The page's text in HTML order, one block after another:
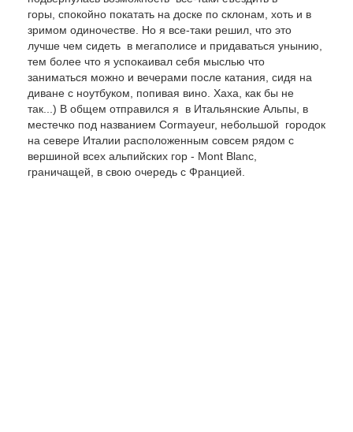
горы, спокойно покатать на доске по склонам, хоть и в
зримом одиночестве. Но я все-таки решил, что это
лучше чем сидеть в мегаполисе и придаваться унынию,
тем более что я успокаивал себя мыслью что
заниматься можно и вечерами после катания, сидя на
диване с ноутбуком, попивая вино. Хаха, как бы не
так...) В общем отправился я в Итальянские Альпы, в
местечко под названием Cormayeur, небольшой городок
на севере Италии расположенным совсем рядом с
вершиной всех альпийских гор - Mont Blanc,
граничащей, в свою очередь с Францией.